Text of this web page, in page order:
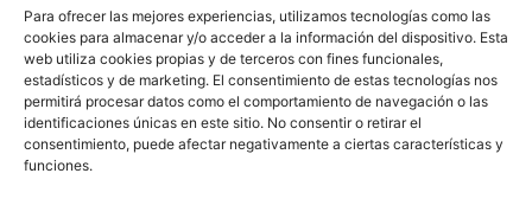
Para ofrecer las mejores experiencias, utilizamos tecnologías como las
cookies para almacenar y/o acceder a la información del dispositivo. Esta
web utiliza cookies propias y de terceros con fines funcionales,
estadísticos y de marketing. El consentimiento de estas tecnologías nos
permitirá procesar datos como el comportamiento de navegación o las
identificaciones únicas en este sitio. No consentir o retirar el
consentimiento, puede afectar negativamente a ciertas características y
funciones.
L’equip de Nou Suport us desitja una bona diada de
Sant Jordi Felicitats Jordi, Jordina, Georgina, Gina,..
BONA DIADA DE SANT JORDI